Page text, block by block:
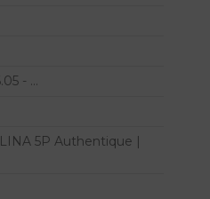
- ...
5P Authentique |